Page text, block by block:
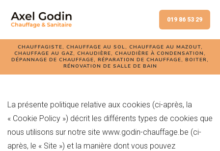
019 86 53 29
CHAUFFAGISTE, CHAUFFAGE AU SOL, CHAUFFAGE AU MAZOUT,
CHAUFFAGE AU GAZ, CHAUDIÈRE, CHAUDIÈRE À CONDENSATION,
DÉPANNAGE DE CHAUFFAGE, RÉPARATION DE CHAUFFAGE, BOITER,
RÉNOVATION DE SALLE DE BAIN
La présente politique relative aux cookies (ci-après, la
« Cookie Policy ») décrit les différents types de cookies que
nous utilisons sur notre site www.godin-chauffage.be (ci-
après, le « Site ») et la manière dont vous pouvez